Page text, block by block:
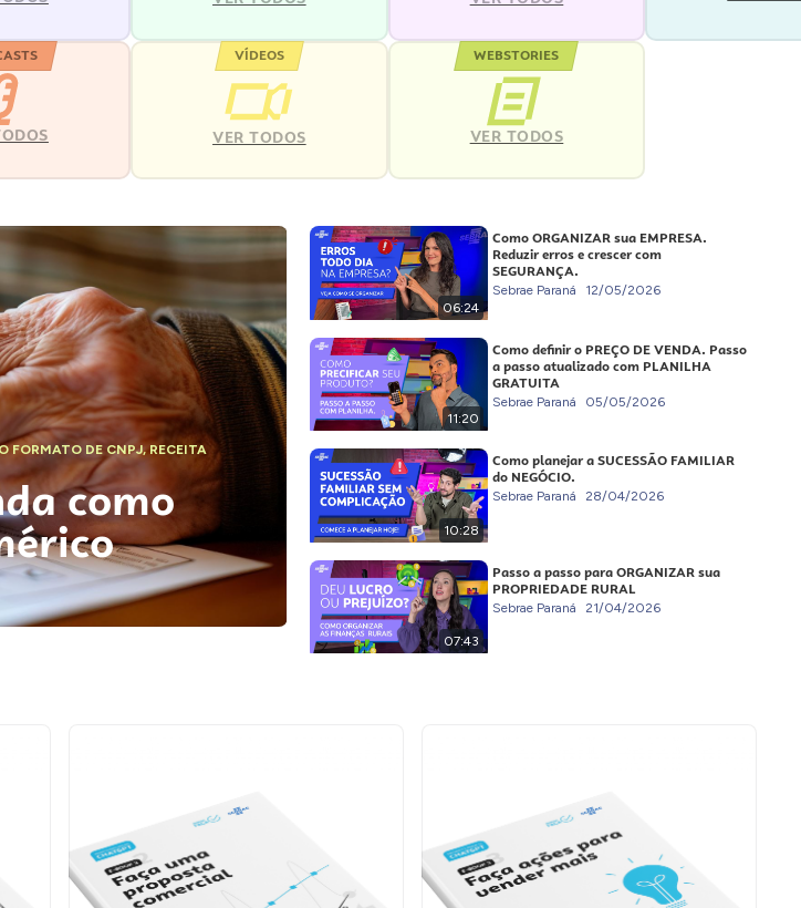
VÍDEOS
VER TODOS
WEBSTORIES
VER TODOS
FORMATO DE CNPJ,RECEITA
como
06:24
Como ORGANIZAR sua EMPRESA.
Reduzir erros e crescer com
SEGURANÇA.
Sebrae Paraná 12/05/2026
11:20
Como definir o PREÇO DE VENDA. Passo
a passo atualizado com PLANILHA
GRATUITA
Sebrae Paraná 05/05/2026
10:28
Como planejar a SUCESSÃO FAMILIAR
do NEGÓCIO.
Sebrae Paraná 28/04/2026
07:43
Passo a passo para ORGANIZAR sua
PROPRIEDADE RURAL
Sebrae Paraná 21/04/2026